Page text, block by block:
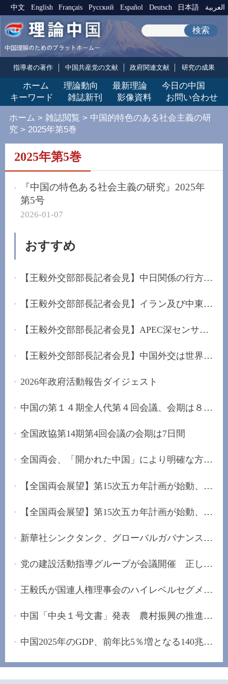
中文 English Français Pусский Español Deutsch 日本語 العربية
検索
指導者の著作 中国共産党の文献 政府関連文献 研究の成果
ホーム 理論動向 最新理論
今日の中国
キーワード
雑誌新刊 影像資料 お問い合わせ
ホーム > 雑誌閲覧 > 中国的特色のある社会主義の研
究 > 2025年第5巻
2025年第5巻
『中国の特色ある社会主義の研究』2025年
第5号
2026-01-07
おすすめ
【王毅外交部部長記者会見】中日関係の行方は日本...
【王毅外交部部長記者会見】イラン及び中東に堅持...
【王毅外交部部長記者会見】APEC深センサミットを...
【王毅外交部部長記者会見】中国外交は世界的な混...
2026年政府活動報告ダイジェスト
中国の第１４期全人代第４回会議、会期は８日間
全国政協第14期第4回会議の会期は7日間
全国両会、「開かれた中国」により明確な方向性を...
【全国両会展望】第15次五カ年計画が始動、未来産...
【全国両会展望】第15次五カ年計画が始動、「安定...
新華社シンクタンク、グローバルガバナンスの改革...
党の建設活動指導グループが会議開催 正しい政治...
王毅氏が国連人権理事会のハイレベルセグメントに...
中国「中央１号文書」発表 農村振興の推進手配
中国2025年のGDP、前年比5％増となる140兆元の大...